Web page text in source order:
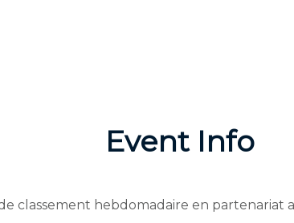
Event Info
classement hebdomadaire en partenariat